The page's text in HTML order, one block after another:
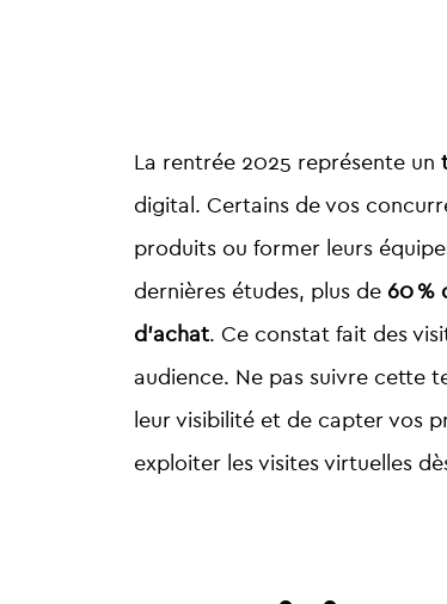
La rentrée 2025 représente un
digital. Certains de vos
produits ou former leurs
dernières études, plus de 60 %
d’achat. Ce constat fait des
audience. Ne pas suivre cette
leur visibilité et de capter vos
exploiter les visites virtuelles